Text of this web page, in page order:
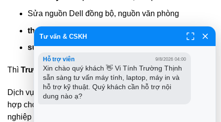
Sửa nguồn Dell đồng bộ, nguồn văn phòng
thay linh kiện máy tính giá rẻ
sửa nguồn máy tính laptop
Thì Trường Tínlà lựa chọn đáng tin cậy tại Quận 6.
Dịch vụ rõ ràng – nhanh – chuẩn – giá minh bạch, phù
hợp cho gia đình, cửa hàng nhỏ, văn phòng, doanh
nghiệp vừa và nhỏ tại khu vực
Tư vấn & CSKH
Hỗ trợ viên 9/8/2026 04:00
Xin chào quý khách 👋 Vi Tính Trường Thịnh
sẵn sàng tư vấn máy tính, laptop, máy in và
hỗ trợ kỹ thuật. Quý khách cần hỗ trợ nội
dung nào ạ?